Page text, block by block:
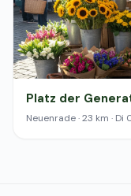
Platz der
Neuenrade · 23 km ·